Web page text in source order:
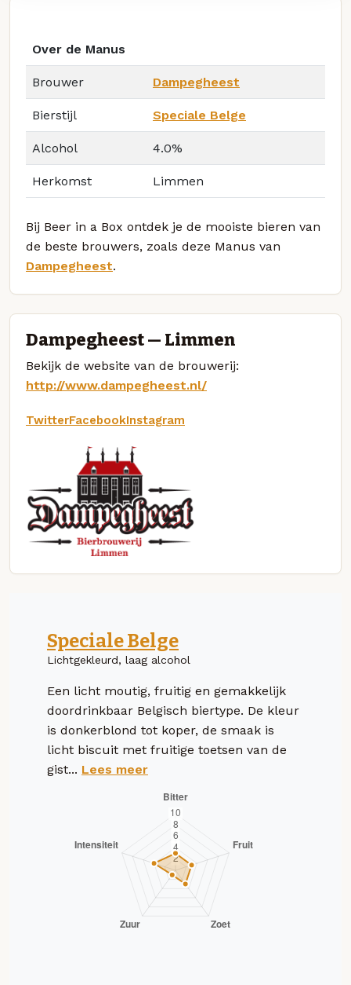
Over de Manus
Brouwer Dampegheest
Bierstijl Speciale Belge
Alcohol 4.0%
Herkomst Limmen
Bij Beer in a Box ontdek je de mooiste bieren van
de beste brouwers, zoals deze Manus van
Dampegheest.
Dampegheest — Limmen
Bekijk de website van de brouwerij:
http://www.dampegheest.nl/
TwitterFacebookInstagram
Speciale Belge
Lichtgekleurd, laag alcohol
Een licht moutig, fruitig en gemakkelijk
doordrinkbaar Belgisch biertype. De kleur
is donkerblond tot koper, de smaak is
licht biscuit met fruitige toetsen van de
gist... Lees meer